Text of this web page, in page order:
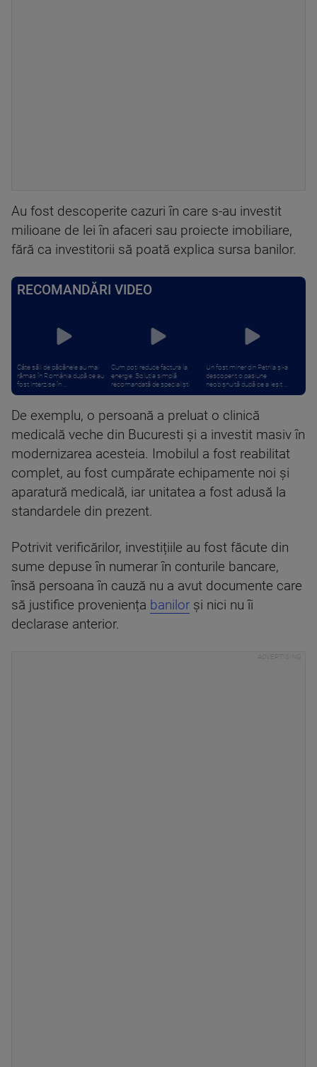
Au fost descoperite cazuri în care s-au investit
milioane de lei în afaceri sau proiecte imobiliare,
fără ca investitorii să poată explica sursa banilor.
RECOMANDĂRI VIDEO
Câte săli de păcănele au mai
rămas în România după ce au
fost interzise în ...
Cum poți reduce factura la
energie. Soluția simplă
recomandată de specialiști
Un fost miner din Petrila și-a
descoperit o pasiune
neobișnuită după ce a ieșit ...
De exemplu, o persoană a preluat o clinică
medicală veche din Bucuresti și a investit masiv în
modernizarea acesteia. Imobilul a fost reabilitat
complet, au fost cumpărate echipamente noi și
aparatură medicală, iar unitatea a fost adusă la
standardele din prezent.
Potrivit verificărilor, investițiile au fost făcute din
sume depuse în numerar în conturile bancare,
însă persoana în cauză nu a avut documente care
să justifice proveniența banilor și nici nu îi
declarase anterior.